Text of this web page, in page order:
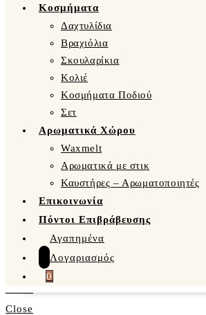
Κοσμήματα
Δαχτυλίδια
Βραχιόλια
Σκουλαρίκια
Κολιέ
Κοσμήματα Ποδιού
Σετ
Αρωματικά Χώρου
Waxmelt
Αρωματικά με στικ
Καυστήρες – Αρωματοποιητές
Επικοινωνία
Πόντοι Επιβράβευσης
Αγαπημένα
Λογαριασμός
0
Close